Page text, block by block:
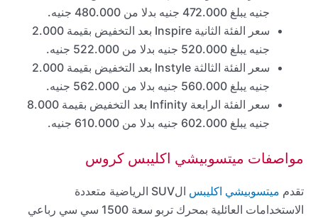
جنيه يبلغ 472.000 جنيه بدلا من 480.000 جنيه.
سعر الفئة الثانية Inspire بعد التخفيض بقيمة 2.000
جنيه يبلغ 520.000 جنيه بدلا من 522.000 جنيه.
سعر الفئة الثالثة Instyle بعد التخفيض بقيمة 2.000
جنيه يبلغ 560.000 جنيه بدلا من 562.000 جنيه.
سعر الفئة الرابعة Infinity بعد التخفيض بقيمة 8.000
جنيه يبلغ 602.000 جنيه بدلا من 610.000 جنيه.
مواصفات ميتسوبيشي اكليبس كروس
تقدم ميتسوبيشي اكليبس
الSUV الرياضية متعددة
الاستخدامات العائلية بمحرك تربو سعة 1500 سي سي رباعي